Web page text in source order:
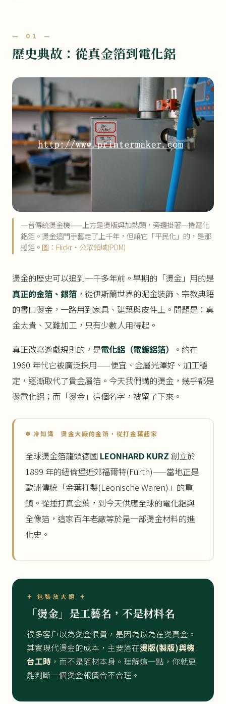
— 01 —
歷史典故：從真金箔到電化鋁
一台傳統燙金機——上方是燙版與加熱頭，旁邊掛著一捲電化
鋁箔。燙金這門手藝走了上千年，但讓它「平民化」的，是那
捲箔。 圖：Flickr・公眾領域(PDM)
燙金的歷史可以追到一千多年前。早期的「燙金」用的是
真正的金箔、銀箔 ，從伊斯蘭世界的泥金裝飾、宗教典籍
的書口燙金，一路用到家具、建築與皮件上。問題是：真
金太貴、又難加工，只有少數人用得起。
真正改寫遊戲規則的，是電化鋁（電鍍鋁箔）
。約在
1960 年代它被廣泛採用——便宜、金屬光澤好、加工穩
定，逐漸取代了貴金屬箔。今天我們講的燙金，幾乎都是
燙電化鋁；而「燙金」這個名字，被留了下來。
❄ 冷知識 燙金大廠的金箔，從打金葉起家
全球燙金箔龍頭德國 LEONHARD KURZ 創立於
1899 年的紐倫堡近郊福爾特(Fürth)——當地正是
歐洲傳統「金葉打製(Leonische Waren)」的重
鎮。從捶打真金葉，到今天供應全球的電化鋁與
全像箔，這家百年老廠等於是一部燙金材料的進
化史。
✦ 包裝放大鏡 ✦
「燙金」是工藝名，不是材料名
很多客戶以為燙金很貴，是因為以為在燙真金。
其實現代燙金的成本，主要落在燙版(製版)與機
台工時，而不是箔材本身。理解這一點，你就更
能判斷一個燙金報價合不合理。